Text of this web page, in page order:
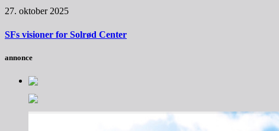
27. oktober 2025
SFs visioner for Solrød Center
annonce